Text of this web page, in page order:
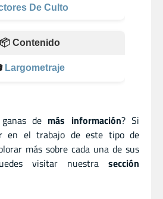
De Culto
📦 Contenido
Largometraje
de más información? Si
en el trabajo de este tipo de
más sobre cada una de sus
visitar nuestra sección